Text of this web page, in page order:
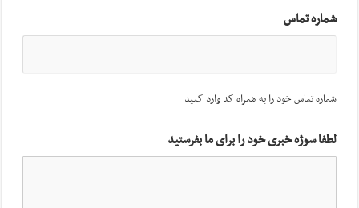
شماره تماس
شماره تماس خود را به همراه کد وارد کنید
لطفا سوژه خبری خود را برای ما بفرستید